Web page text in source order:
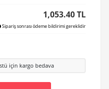
1,053.40 TL
Sipariş sonrası ödeme bildirimi gereklidir
için kargo bedava